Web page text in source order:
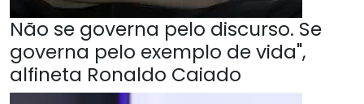
Não se governa pelo discurso. Se
governa pelo exemplo de vida",
alfineta Ronaldo Caiado